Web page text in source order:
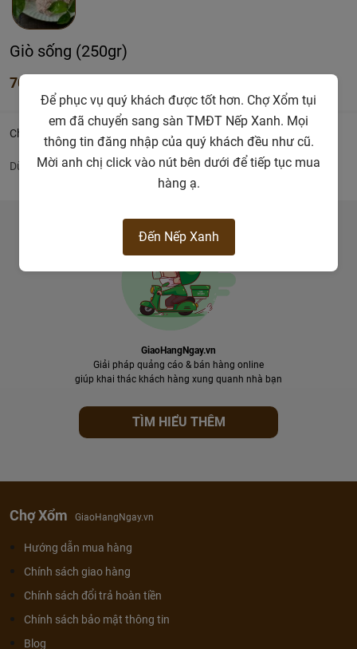
Giò sống (250gr)
70.000đ
Chi tiết
Dùng để nấu canh, làm mọc
GiaoHangNgay.vn
Giải pháp quảng cáo & bán hàng online
giúp khai thác khách hàng xung quanh nhà bạn
TÌM HIỂU THÊM
Chợ Xổm GiaoHangNgay.vn
Hướng dẫn mua hàng
Chính sách giao hàng
Chính sách đổi trả hoàn tiền
Chính sách bảo mật thông tin
Blog
Để phục vụ quý khách được tốt hơn. Chợ Xổm tụi
em đã chuyển sang sàn TMĐT Nếp Xanh. Mọi
thông tin đăng nhập của quý khách đều như cũ.
Mời anh chị click vào nút bên dưới để tiếp tục mua
hàng ạ.
Đến Nếp Xanh